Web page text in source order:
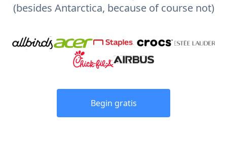
(besides Antarctica, because of course not)
Begin gratis